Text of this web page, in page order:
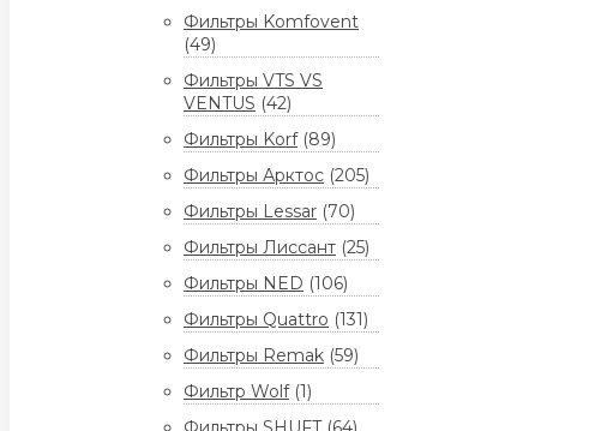
Фильтры Komfovent
(49)
Фильтры VTS VS
VENTUS (42)
Фильтры Korf (89)
Фильтры Арктос (205)
Фильтры Lessar (70)
Фильтры Лиссант (25)
Фильтры NED (106)
Фильтры Quattro (131)
Фильтры Remak (59)
Фильтр Wolf (1)